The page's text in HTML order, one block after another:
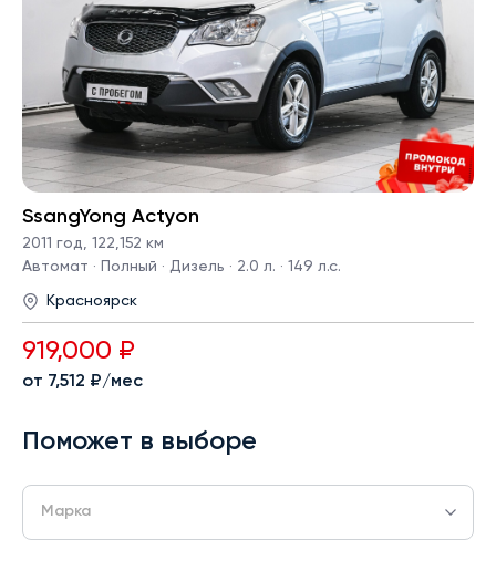
SsangYong Actyon
2011 год, 122,152 км
Автомат · Полный · Дизель · 2.0 л. · 149 л.с.
Красноярск
919,000 ₽
от 7,512 ₽/мес
Поможет в выборе
Марка